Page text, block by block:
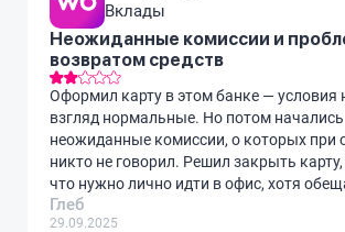
Вклады
Неожиданные комиссии и
возвратом средств
Оформил карту в этом банке — условия
взгляд нормальные. Но потом начались
неожиданные комиссии, о которых при
никто не говорил. Решил закрыть
что нужно лично идти в офис, хотя
Глеб
29.09.2025